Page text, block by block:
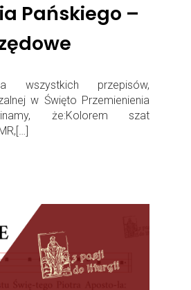
Pańskiego –
wszystkich przepisów,
w Święto Przemienienia
że:Kolorem szat